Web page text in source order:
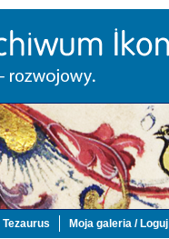
Tezaurus Moja galeria / Loguj